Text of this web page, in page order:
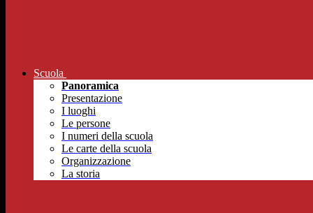
Scuola
Panoramica
Presentazione
I luoghi
Le persone
I numeri della scuola
Le carte della scuola
Organizzazione
La storia